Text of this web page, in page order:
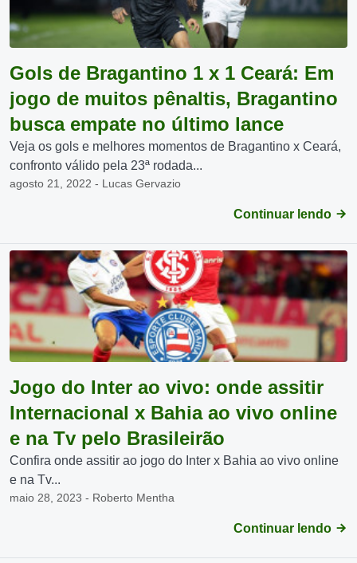
Gols de Bragantino 1 x 1 Ceará: Em
jogo de muitos pênaltis, Bragantino
busca empate no último lance
Veja os gols e melhores momentos de Bragantino x Ceará,
confronto válido pela 23ª rodada...
agosto 21, 2022 - Lucas Gervazio
Continuar lendo
Jogo do Inter ao vivo: onde assitir
Internacional x Bahia ao vivo online
e na Tv pelo Brasileirão
Confira onde assitir ao jogo do Inter x Bahia ao vivo online
e na Tv...
maio 28, 2023 - Roberto Mentha
Continuar lendo